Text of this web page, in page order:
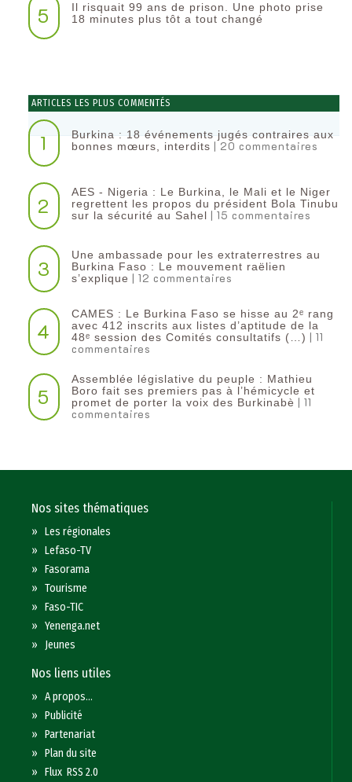
5
Il risquait 99 ans de prison. Une photo prise
18 minutes plus tôt a tout changé
ARTICLES LES PLUS COMMENTÉS
1
Burkina : 18 événements jugés contraires aux
bonnes mœurs, interdits | 20 commentaires
2
AES - Nigeria : Le Burkina, le Mali et le Niger
regrettent les propos du président Bola Tinubu
sur la sécurité au Sahel | 15 commentaires
3
Une ambassade pour les extraterrestres au
Burkina Faso : Le mouvement raëlien
s’explique | 12 commentaires
4
CAMES : Le Burkina Faso se hisse au 2ᵉ rang
avec 412 inscrits aux listes d’aptitude de la
48ᵉ session des Comités consultatifs (…) | 11
commentaires
5
Assemblée législative du peuple : Mathieu
Boro fait ses premiers pas à l’hémicycle et
promet de porter la voix des Burkinabè | 11
commentaires
Nos sites thématiques
»Les régionales
»Lefaso-TV
»Fasorama
»Tourisme
»Faso-TIC
»Yenenga.net
» Jeunes
Nos liens utiles
»A propos...
»Publicité
»Partenariat
»Plan du site
»Flux RSS 2.0